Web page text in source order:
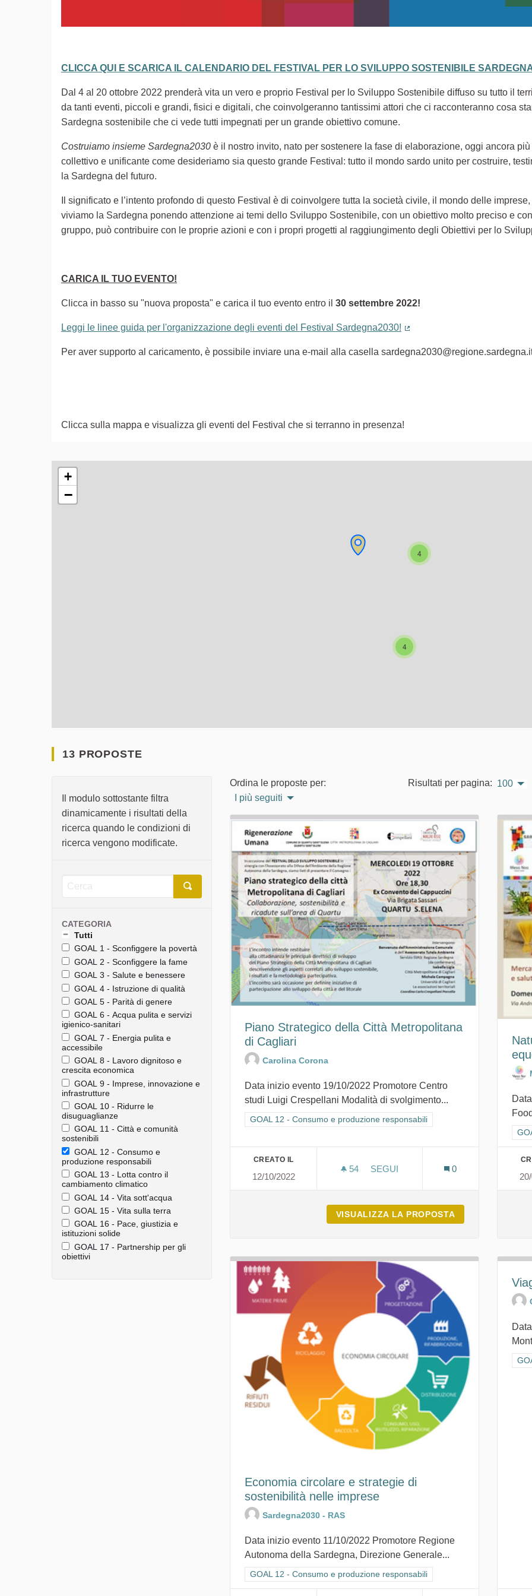
CLICCA QUI E SCARICA IL CALENDARIO DEL FESTIVAL PER LO SVILUPPO SOSTENIBILE
Dal 4 al 20 ottobre 2022 prenderà vita un vero e proprio Festival per lo Sviluppo Sostenibile diffuso su tutto il
da tanti eventi, piccoli e grandi, fisici e digitali, che coinvolgeranno tantissimi attori che ci racconteranno cosa
Sardegna sostenibile che ci vede tutti impegnati per un grande obiettivo comune.
Costruiamo insieme Sardegna2030 è il nostro invito, nato per sostenere la fase di elaborazione, oggi ancora
collettivo e unificante come desideriamo sia questo grande Festival: tutto il mondo sardo unito per costruire,
la Sardegna del futuro.
Il significato e l’intento profondo di questo Festival è di coinvolgere tutta la società civile, il mondo delle
viviamo la Sardegna ponendo attenzione ai temi dello Sviluppo Sostenibile, con un obiettivo molto preciso e
gruppo, può contribuire con le proprie azioni e con i propri progetti al raggiungimento degli Obiettivi per lo
CARICA IL TUO EVENTO!
Clicca in basso su "nuova proposta" e carica il tuo evento entro il 30 settembre 2022!
Leggi le linee guida per l'organizzazione degli eventi del Festival Sardegna2030!
Per aver supporto al caricamento, è possibile inviare una e-mail alla casella
Clicca sulla mappa e visualizza gli eventi del Festival che si terranno in presenza!
L'elemento seguente è una mappa che presenta gli elementi di questa pagina come punti della mappa.
4
4
+
−
13 PROPOSTE
Il modulo sottostante filtra
dinamicamente i risultati della
ricerca quando le condizioni di
ricerca vengono modificate.
CATEGORIA
Tutti
GOAL 1 - Sconfiggere la povertà
GOAL 2 - Sconfiggere la fame
GOAL 3 - Salute e benessere
GOAL 4 - Istruzione di qualità
GOAL 5 - Parità di genere
GOAL 6 - Acqua pulita e servizi
igienico-sanitari
GOAL 7 - Energia pulita e
accessibile
GOAL 8 - Lavoro dignitoso e
crescita economica
GOAL 9 - Imprese, innovazione e
infrastrutture
GOAL 10 - Ridurre le
disuguaglianze
GOAL 11 - Città e comunità
sostenibili
GOAL 12 - Consumo e
produzione responsabili
GOAL 13 - Lotta contro il
cambiamento climatico
GOAL 14 - Vita sott'acqua
GOAL 15 - Vita sulla terra
GOAL 16 - Pace, giustizia e
istituzioni solide
GOAL 17 - Partnership per gli
obiettivi
Ordina le proposte per:
I più seguiti
Risultati per pagina: 100
Piano Strategico della Città Metropolitana
di Cagliari
Carolina Corona
Data inizio evento 19/10/2022 Promotore Centro
studi Luigi Crespellani Modalità di svolgimento...
Filtra i risultati per categoria: GOAL 12 - Consumo e produzione
GOAL 12 - Consumo e produzione responsabili
CREATO IL
12/10/2022
54 54 SOSTENITORI
SEGUI
PIANO STRATEGICO DELLA CITTÀ
0
VISUALIZZA LA PROPOSTA PIANO
Economia circolare e strategie di
sostenibilità nelle imprese
Sardegna2030 - RAS
Data inizio evento 11/10/2022 Promotore Regione
Autonoma della Sardegna, Direzione Generale...
Filtra i risultati per categoria: GOAL 12 - Consumo e produzione responsabili
GOAL 12 - Consumo e produzione responsabili